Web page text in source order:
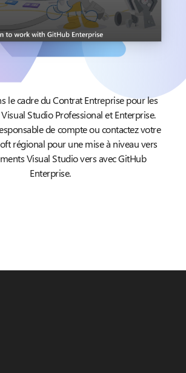
le cadre du Contrat Entreprise pour les
Studio Professional et Enterprise.
de compte ou contactez votre
régional pour une mise à niveau vers
Visual Studio vers avec GitHub
Enterprise.